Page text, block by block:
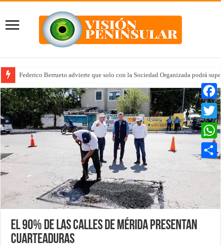
Federico Berrueto advierte que solo con la Sociedad Organizada podrá
El 90% de las calles de Mérida presentan
cuarteaduras
Twitter